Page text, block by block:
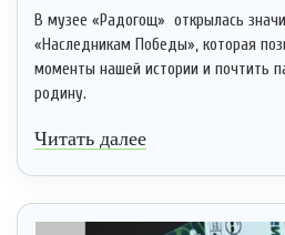
В музее «Радогощ» открылась
«Наследникам Победы», которая
моменты нашей истории и почтить
родину.
Читать далее